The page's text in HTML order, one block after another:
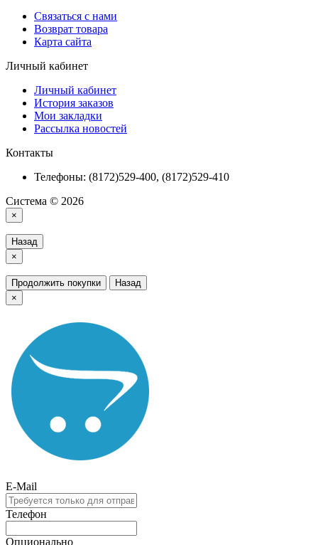
Связаться с нами
Возврат товара
Карта сайта
Личный кабинет
Личный кабинет
История заказов
Мои закладки
Рассылка новостей
Контакты
Телефоны: (8172)529-400, (8172)529-410
Система © 2026
×
Назад
×
Продолжить покупки
Назад
×
E-Mail
Телефон
Опционально